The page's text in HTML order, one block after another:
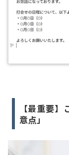
【最重要
意点」